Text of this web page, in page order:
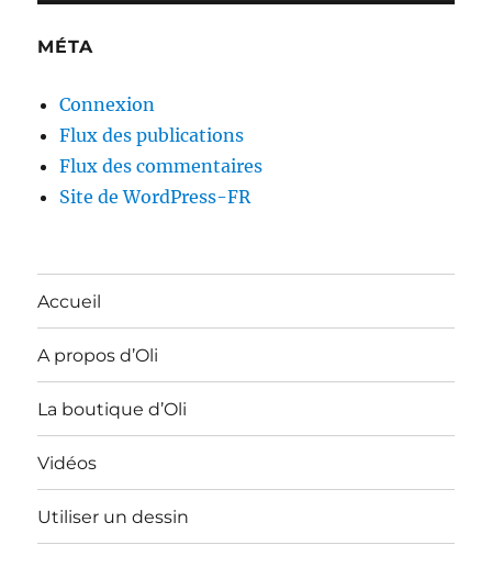
MÉTA
Connexion
Flux des publications
Flux des commentaires
Site de WordPress-FR
Accueil
A propos d’Oli
La boutique d’Oli
Vidéos
Utiliser un dessin